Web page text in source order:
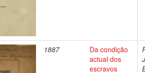
1887
Da condição
actual dos
escravos